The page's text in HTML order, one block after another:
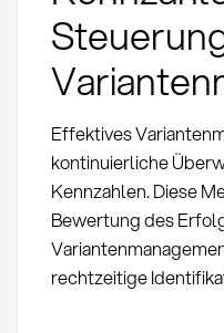
Effektives
kontinuierliche
Kennzahlen. Diese
Bewertung des
rechtzeitige